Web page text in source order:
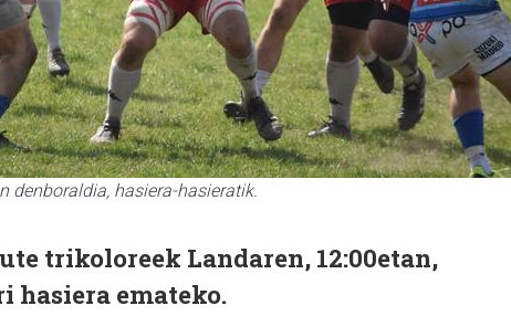
denboraldia, hasiera-hasieratik.
trikoloreek Landaren, 12:00etan,
hasiera emateko.